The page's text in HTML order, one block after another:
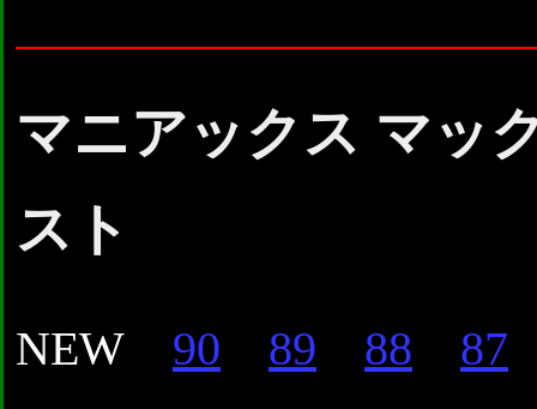
マニアックス マッ
スト
NEW 90 89 88
87